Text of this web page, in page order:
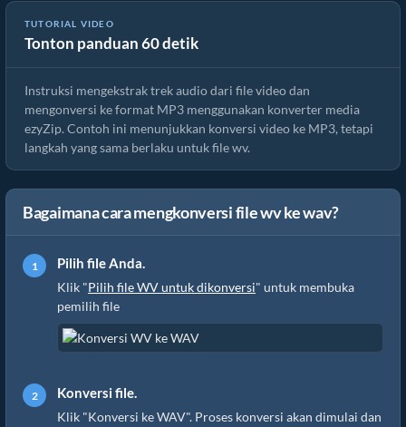
TUTORIAL VIDEO
Tonton panduan 60 detik
Cara Mengonversi File wv Online Gratis
Instruksi mengekstrak trek audio dari file video dan
mengonversi ke format MP3 menggunakan konverter media
ezyZip. Contoh ini menunjukkan konversi video ke MP3, tetapi
langkah yang sama berlaku untuk file wv.
Bagaimana cara mengkonversi file wv ke wav?
Pilih file Anda.
Klik "Pilih file WV untuk dikonversi" untuk membuka
pemilih file
Konversi file.
Klik "Konversi ke WAV". Proses konversi akan dimulai dan